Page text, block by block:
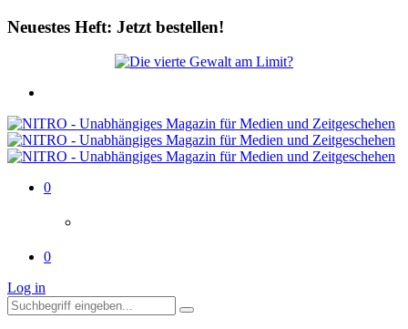
Neuestes Heft: Jetzt bestellen!
0
0
Log in